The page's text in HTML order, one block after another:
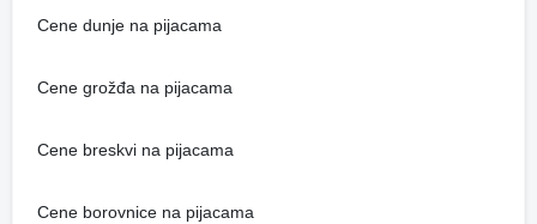
Cene dunje na pijacama
Cene grožđa na pijacama
Cene breskvi na pijacama
Cene borovnice na pijacama